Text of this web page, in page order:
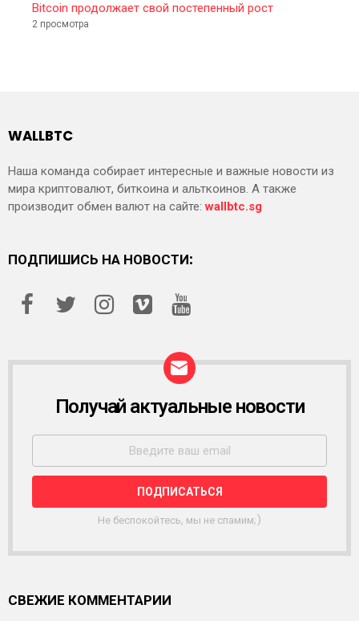
Bitcoin продолжает свой постепенный рост
2 просмотра
WALLBTC
Наша команда собирает интересные и важные новости из
мира криптовалют, биткоина и альткоинов. А также
производит обмен валют на сайте:wallbtc.sg
ПОДПИШИСЬ НА НОВОСТИ:
С
Ы
Л
К
Получай актуальные новости
Не беспокойтесь, мы не спамим;)
СВЕЖИЕ КОММЕНТАРИИ